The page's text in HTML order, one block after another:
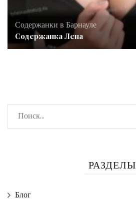
Содержанки в Барнауле
Содержанка Лена
Найти:
РАЗДЕЛЫ
Блог